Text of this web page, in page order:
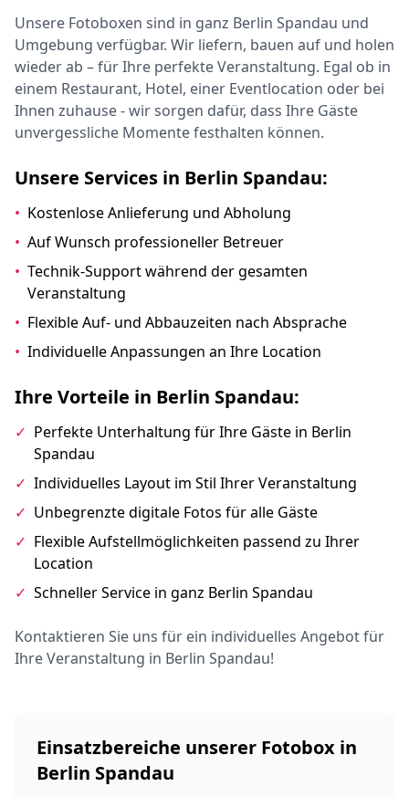
Unsere Fotoboxen sind in ganz Berlin Spandau und
Umgebung verfügbar. Wir liefern, bauen auf und holen
wieder ab – für Ihre perfekte Veranstaltung. Egal ob in
einem Restaurant, Hotel, einer Eventlocation oder bei
Ihnen zuhause - wir sorgen dafür, dass Ihre Gäste
unvergessliche Momente festhalten können.
Unsere Services in Berlin Spandau:
• Kostenlose Anlieferung und Abholung
• Auf Wunsch professioneller Betreuer
• Technik-Support während der gesamten
Veranstaltung
• Flexible Auf- und Abbauzeiten nach Absprache
• Individuelle Anpassungen an Ihre Location
Ihre Vorteile in Berlin Spandau:
✓ Perfekte Unterhaltung für Ihre Gäste in Berlin
Spandau
✓ Individuelles Layout im Stil Ihrer Veranstaltung
✓ Unbegrenzte digitale Fotos für alle Gäste
✓ Flexible Aufstellmöglichkeiten passend zu Ihrer
Location
✓ Schneller Service in ganz Berlin Spandau
Kontaktieren Sie uns für ein individuelles Angebot für
Ihre Veranstaltung in Berlin Spandau!
Einsatzbereiche unserer Fotobox in
Berlin Spandau